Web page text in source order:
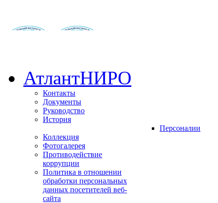
АтлантНИРО
Контакты
Документы
Руководство
История
Персоналии
Коллекция
Фотогалерея
Противодействие
коррупции
Политика в отношении
обработки персональных
данных посетителей веб-
сайта